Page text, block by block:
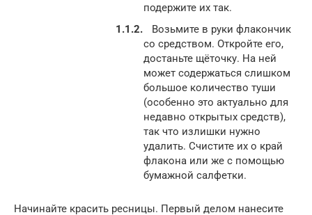
подержите их так.
Возьмите в руки флакончик
со средством. Откройте его,
достаньте щёточку. На ней
может содержаться слишком
большое количество туши
(особенно это актуально для
недавно открытых средств),
так что излишки нужно
удалить. Счистите их о край
флакона или же с помощью
бумажной салфетки.
Начинайте красить ресницы. Первый делом нанесите